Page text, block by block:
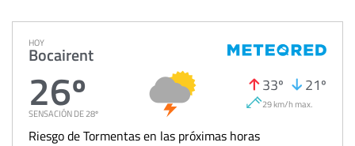
HOY
Bocairent
26º
SENSACIÓN DE 28º
33º 21º
29 km/h max.
Riesgo de Tormentas en las próximas horas